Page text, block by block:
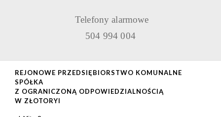
Telefony alarmowe
504 994 004
REJONOWE PRZEDSIĘBIORSTWO KOMUNALNE
SPÓŁKA
Z OGRANICZONĄ ODPOWIEDZIALNOŚCIĄ
W ZŁOTORYI